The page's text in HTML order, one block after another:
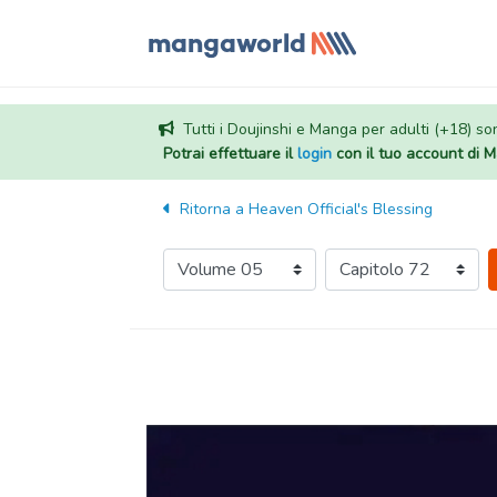
Tutti i Doujinshi e Manga per adulti (+18)
Potrai effettuare illogincon il tuo account di
Ritorna a Heaven Official's Blessing